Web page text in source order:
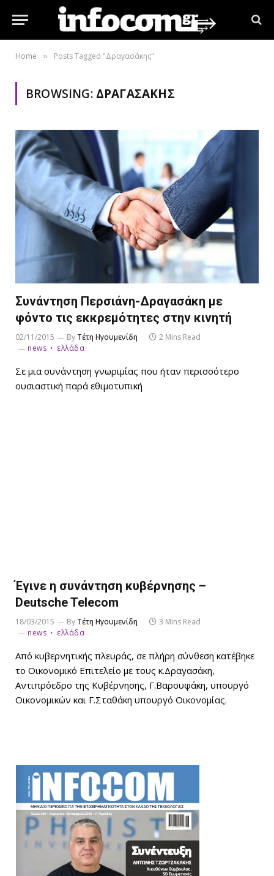
Home » Posts Tagged "Δραγασάκης"
BROWSING: ΔΡΑΓΑΣΆΚΗΣ
Συνάντηση Περσιάνη-Δραγασάκη με
φόντο τις εκκρεμότητες στην κινητή
02/11/2015 By Τέτη Ηγουμενίδη
2 Mins Read
news
ελλάδα
Σε μια συνάντηση γνωριμίας που ήταν περισσότερο
ουσιαστική παρά εθιμοτυπική
Έγινε η συνάντηση κυβέρνησης –
Deutsche Telecom
18/03/2015 By Τέτη Ηγουμενίδη
3 Mins Read
news
ελλάδα
Από κυβερνητικής πλευράς, σε πλήρη σύνθεση κατέβηκε
το Οικονομικό Επιτελείο με τους κ.Δραγασάκη,
Αντιπρόεδρο της Κυβέρνησης, Γ.Βαρουφάκη, υπουργό
Οικονομικών και Γ.Σταθάκη υπουργό Οικονομίας.